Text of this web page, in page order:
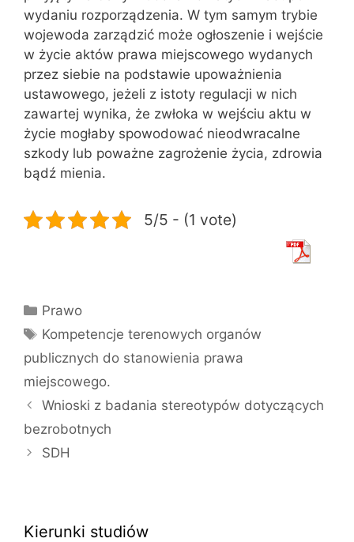
wydaniu rozporządzenia. W tym samym trybie
wojewoda zarządzić może ogłoszenie i wejście
w życie aktów prawa miejscowego wydanych
przez siebie na podstawie upoważnienia
ustawowego, jeżeli z istoty regulacji w nich
zawartej wynika, że zwłoka w wejściu aktu w
życie mogłaby spowodować nieodwracalne
szkody lub poważne zagrożenie życia, zdrowia
bądź mienia.
5/5 - (1 vote)
Kategorie
Prawo
Tagi
Kompetencje terenowych organów
publicznych do stanowienia prawa
miejscowego.
Wnioski z badania stereotypów dotyczących
bezrobotnych
SDH
Kierunki studiów